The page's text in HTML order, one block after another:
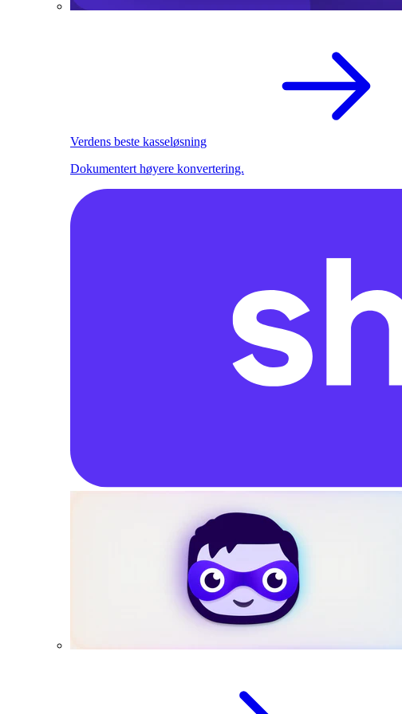
Verdens beste kasseløsning
Dokumentert høyere konvertering.